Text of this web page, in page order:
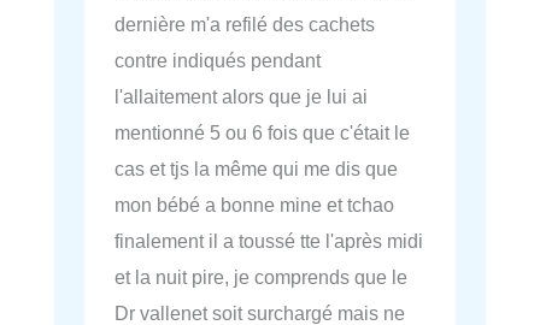
dernière m'a refilé des cachets
contre indiqués pendant
l'allaitement alors que je lui ai
mentionné 5 ou 6 fois que c'était le
cas et tjs la même qui me dis que
mon bébé a bonne mine et tchao
finalement il a toussé tte l'après midi
et la nuit pire, je comprends que le
Dr vallenet soit surchargé mais ne